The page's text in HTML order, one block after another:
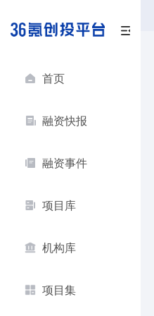
首页
融资快报
融资事件
项目库
机构库
项目集